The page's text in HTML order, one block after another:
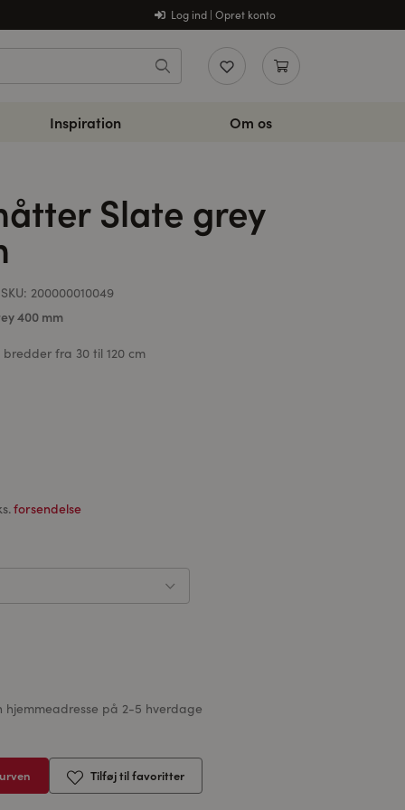
Log ind | Opret konto
Inspiration Om os
Slate grey
SKU: 200000010049
400 mm
fra 30 til 120 cm
forsendelse
hjemmeadresse på 2-5 hverdage
Tilføj til favoritter